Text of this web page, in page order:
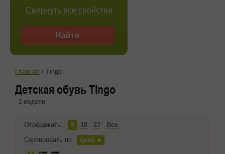
Свернуть все свойства
Найти
Главная / Tingo
Детская обувь Tingo
2 модели
Отображать: 9 18 27
Все
Сортировать по
цене